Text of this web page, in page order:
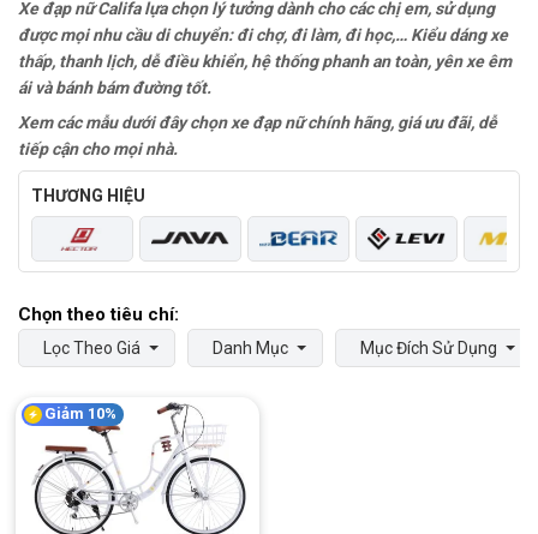
Xe đạp nữ Califa lựa chọn lý tưởng dành cho các chị em, sử dụng
được mọi nhu cầu di chuyển: đi chợ, đi làm, đi học,… Kiểu dáng xe
thấp, thanh lịch, dễ điều khiển, hệ thống phanh an toàn, yên xe êm
ái và bánh bám đường tốt.
Xem các mẫu dưới đây chọn xe đạp nữ chính hãng, giá ưu đãi, dễ
tiếp cận cho mọi nhà.
THƯƠNG HIỆU
Lọc Theo Giá Danh Mục Mục Đích Sử Dụng
Giảm 10%